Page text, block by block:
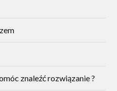
znaleźć rozwiązanie ?